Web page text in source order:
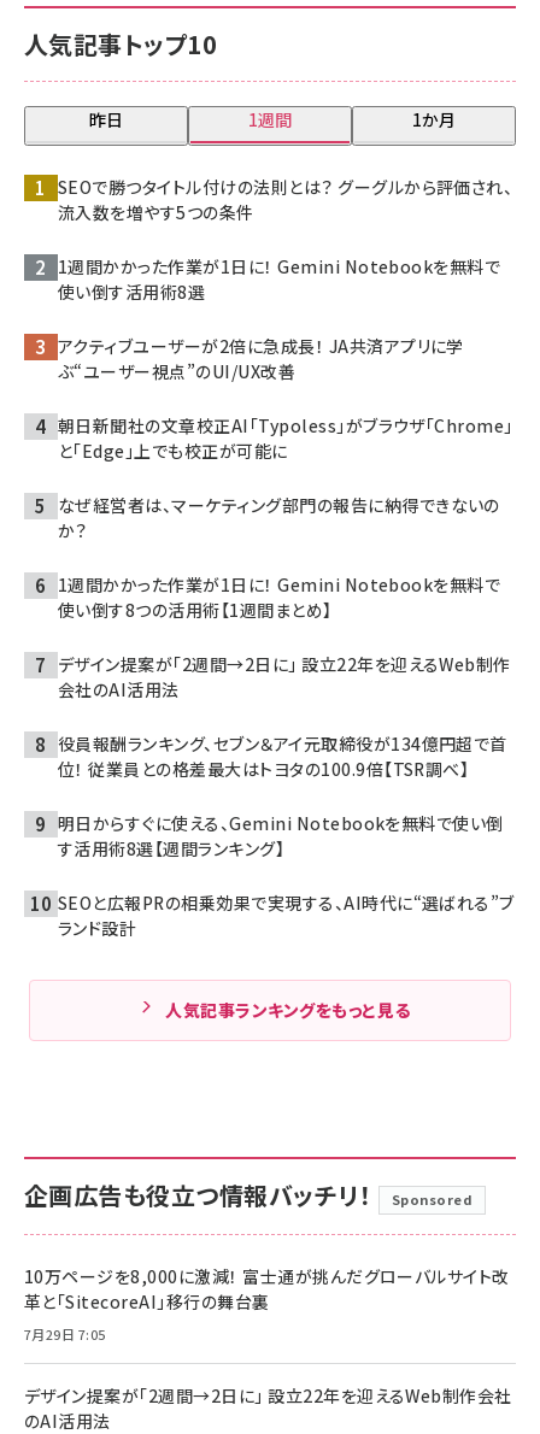
人気記事トップ10
昨日 1週間 1か月
SEOで勝つタイトル付けの法則とは？ グーグルから評価され、
流入数を増やす5つの条件
1週間かかった作業が1日に！ Gemini Notebookを無料で
使い倒す活用術8選
アクティブユーザーが2倍に急成長！ JA共済アプリに学
ぶ“ユーザー視点”のUI/UX改善
朝日新聞社の文章校正AI「Typoless」がブラウザ「Chrome」
と「Edge」上でも校正が可能に
なぜ経営者は、マーケティング部門の報告に納得できないの
か？
1週間かかった作業が1日に！ Gemini Notebookを無料で
使い倒す8つの活用術【1週間まとめ】
デザイン提案が「2週間→2日に」 設立22年を迎えるWeb制作
会社のAI活用法
役員報酬ランキング、セブン＆アイ元取締役が134億円超で首
位！ 従業員との格差最大はトヨタの100.9倍【TSR調べ】
明日からすぐに使える、Gemini Notebookを無料で使い倒
す活用術8選【週間ランキング】
SEOと広報PRの相乗効果で実現する、AI時代に“選ばれる”ブ
ランド設計
人気記事ランキングをもっと見る
企画広告も役立つ情報バッチリ！ Sponsored
10万ページを8,000に激減！ 富士通が挑んだグローバルサイト改
革と「SitecoreAI」移行の舞台裏
7月29日 7:05
デザイン提案が「2週間→2日に」 設立22年を迎えるWeb制作会社
のAI活用法